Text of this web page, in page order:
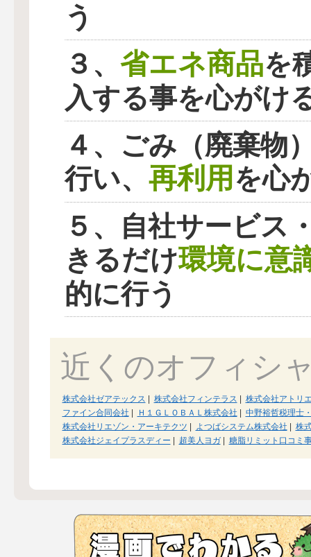
う
３、 省エネ商品を
入する事を心がけ
４、ごみ（廃棄物
行い、 再利用を心
５、自社サービス
きるだけ環境に意
的に行う
近くのオフィシ
株式会社ゼアテックス 株式会社フィンテラス
株式会社アトリ
ファイン合同会社
Ｈ１ＧＬＯＢＡＬ株式会社
中野裕哲税理士
株式会社リエゾン・アーキテクツ
よつばシステム株式会社
株
株式会社ジェイプラスディー
超美人ヨガ| 糖脂リミット口コミ